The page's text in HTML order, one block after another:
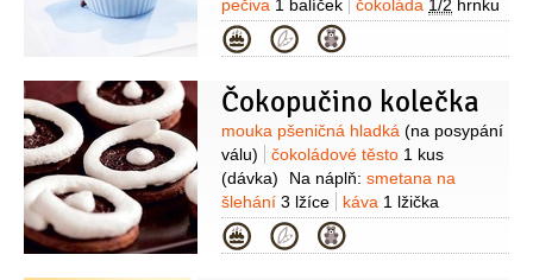
pečiva 1 balíček čokoláda 1/2 hrnku
(nastrouhaná nebo na kousky)
Kategorie
Čokopučino kolečka
Suroviny
mouka pšeničná hladká (na posypání
válu)
čokoládové těsto 1 kus
(dávka)
Na náplň: smetana na
šlehání 3 lžíce káva 1 lžička
(rozpustná)
máslo
(změklé)
cukr moučkový
Kategorie